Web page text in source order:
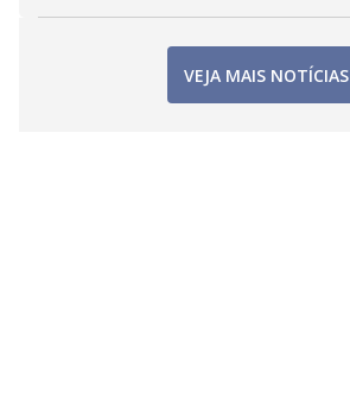
VEJA MAIS NOTÍCIAS